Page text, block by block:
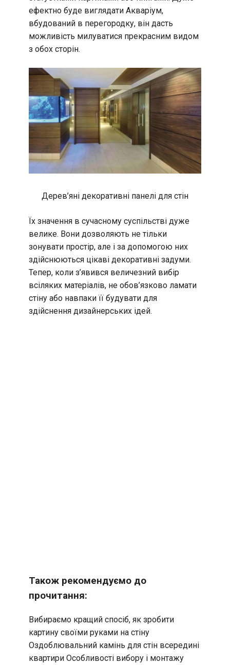
ефектно буде виглядати Акваріум,
вбудований в перегородку, він дасть
можливість милуватися прекрасним видом
з обох сторін.
Дерев’яні декоративні панелі для стін
Їх значення в сучасному суспільстві дуже
велике. Вони дозволяють не тільки
зонувати простір, але і за допомогою них
здійснюються цікаві декоративні задуми.
Тепер, коли з’явився величезний вибір
всіляких матеріалів, не обов’язково ламати
стіну або навпаки її будувати для
здійснення дизайнерських ідей.
Також рекомендуємо до
прочитання:
Вибираємо кращий спосіб, як зробити
картину своїми руками на стіну
Оздоблювальний камінь для стін всередині
квартири Особливості вибору і монтажу